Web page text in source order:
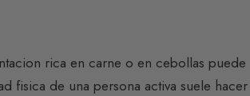
rica en carne o en cebollas puede
fisica de una persona activa suele hacer